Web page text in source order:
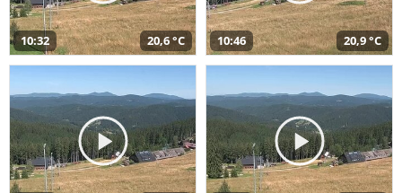
10:32 20,6 °C 10:46 20,9 °C